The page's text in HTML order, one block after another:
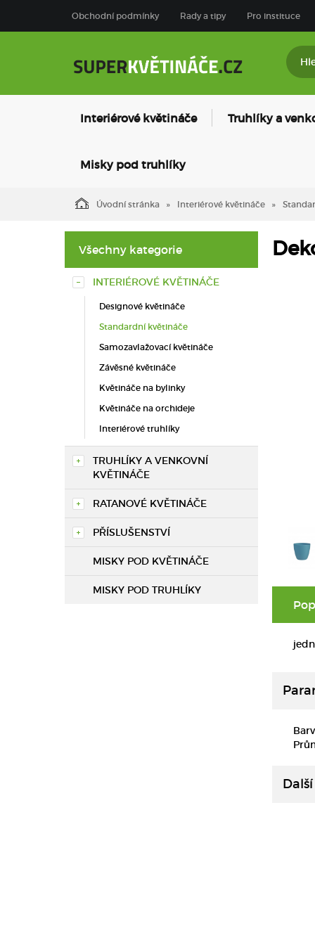
Obchodní podmínky Rady a tipy Pro instituce
Interiérové květináče Truhlíky a
Misky pod truhlíky
Úvodní stránka Interiérové květináče
Všechny kategorie
INTERIÉROVÉ KVĚTINÁČE
Designové květináče
Standardní květináče
Samozavlažovací květináče
Závěsné květináče
Květináče na bylinky
Květináče na orchideje
Interiérové truhlíky
TRUHLÍKY A VENKOVNÍ
KVĚTINÁČE
RATANOVÉ KVĚTINÁČE
PŘÍSLUŠENSTVÍ
MISKY POD KVĚTINÁČE
MISKY POD TRUHLÍKY